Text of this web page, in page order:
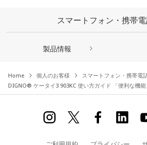
スマートフォン・携帯電
製品情報
Home 個人のお客様 スマートフォン・携帯電
DIGNO® ケータイ3 903KC 使い方ガイド 「便利な機能